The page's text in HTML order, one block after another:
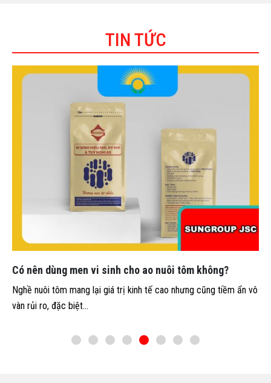
TIN TỨC
Có nên dùng men vi sinh cho ao nuôi tôm không?
Nghề nuôi tôm mang lại giá trị kinh tế cao nhưng cũng tiềm ẩn vô
vàn rủi ro, đặc biệt...